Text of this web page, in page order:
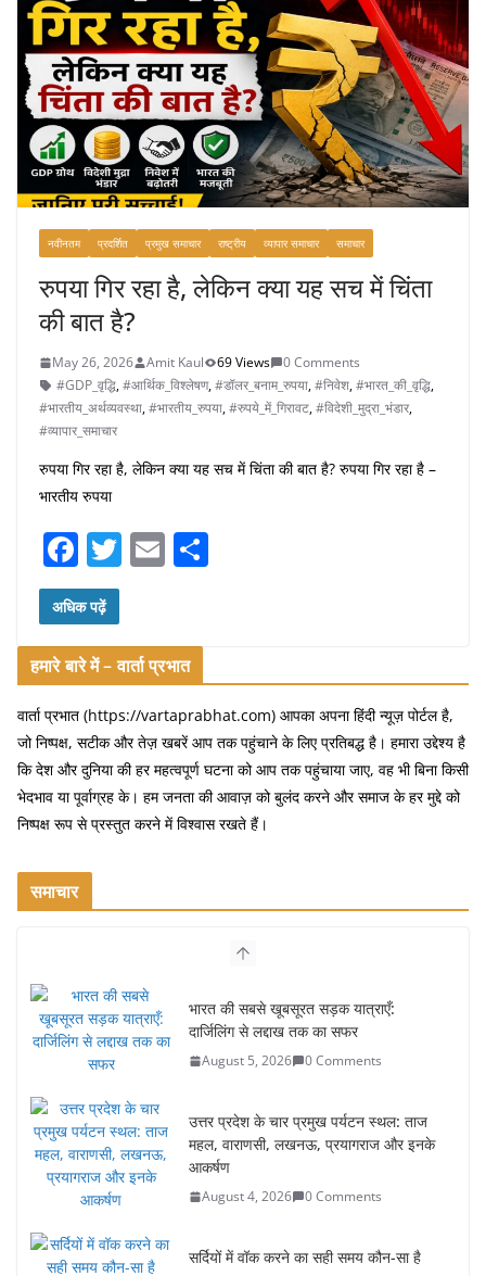
नवीनतम प्रदर्शित प्रमुख समाचार राष्ट्रीय व्यापार समाचार समाचार
रुपया गिर रहा है, लेकिन क्या यह सच में चिंता
की बात है?
May 26, 2026 Amit Kaul 69 Views
0 Comments
#GDP_वृद्धि,#आर्थिक_विश्लेषण,#डॉलर_बनाम_रुपया,#निवेश,#भारत_की_वृद्धि,
#भारतीय_अर्थव्यवस्था,#भारतीय_रुपया,#रुपये_में_गिरावट,#विदेशी_मुद्रा_भंडार,
#व्यापार_समाचार
रुपया गिर रहा है, लेकिन क्या यह सच में चिंता की बात है? रुपया गिर रहा है –
भारतीय रुपया
F
a
c
e
b
o
o
k
T
er
E
l
अधिक पढ़ें
हमारे बारे में – वार्ता प्रभात
वार्ता प्रभात (https://vartaprabhat.com) आपका अपना हिंदी न्यूज़ पोर्टल है,
जो निष्पक्ष, सटीक और तेज़ खबरें आप तक पहुंचाने के लिए प्रतिबद्ध है। हमारा उद्देश्य है
कि देश और दुनिया की हर महत्वपूर्ण घटना को आप तक पहुंचाया जाए, वह भी बिना किसी
भेदभाव या पूर्वाग्रह के। हम जनता की आवाज़ को बुलंद करने और समाज के हर मुद्दे को
निष्पक्ष रूप से प्रस्तुत करने में विश्वास रखते हैं।
समाचार
भारत की सबसे खूबसूरत सड़क यात्राएँ:
दार्जिलिंग से लद्दाख तक का सफर
August 5, 2026 0 Comments
उत्तर प्रदेश के चार प्रमुख पर्यटन स्थल: ताज
महल, वाराणसी, लखनऊ, प्रयागराज और इनके
आकर्षण
August 4, 2026 0 Comments
सर्दियों में वॉक करने का सही समय कौन-सा है